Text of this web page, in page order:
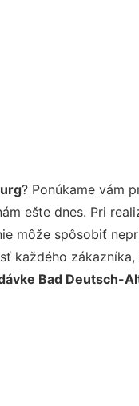
? Ponúkame vám
ešte dnes. Pri
môže spôsobiť
každého
Bad Deutsch-